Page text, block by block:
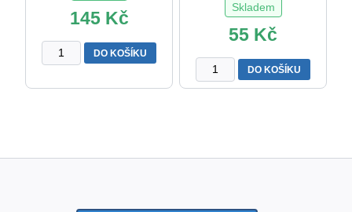
145 Kč
Český
jazyk
DO KOŠÍKU
Skladem
55 Kč
KRESEBNÉ
UVOLŇOVACÍ
DO KOŠÍKU